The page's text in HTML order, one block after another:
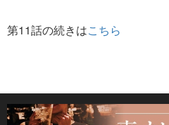
第11話の続きはこちら